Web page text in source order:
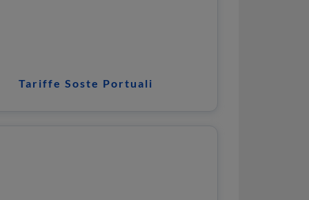
Tariffe Soste Portuali